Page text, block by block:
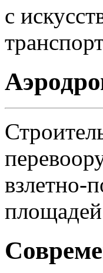
с
взлетно-
площадей